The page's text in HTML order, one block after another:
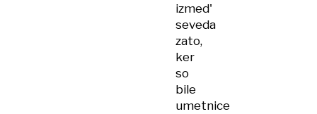
izmed'
seveda
zato,
ker
so
bile
umetnice